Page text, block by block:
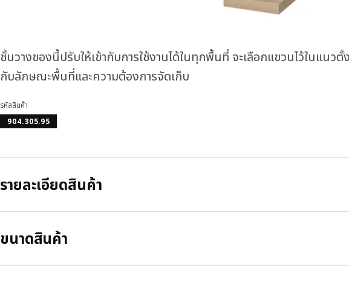
ชั้นวางของนี้ปรับให้เข้ากับการใช้งานได้ในทุกพื้นที่ จะเลือกแขวนไว้ในแน
กับลักษณะพื้นที่และความต้องการจัดเก็บ
รหัสสินค้า
904.305.95
รายละเอียดสินค้า
ขนาดสินค้า